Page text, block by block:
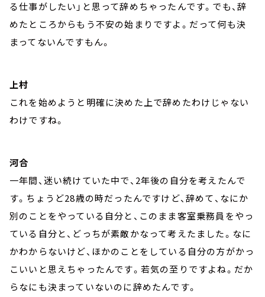
る仕事がしたい」と思って辞めちゃったんです。でも、辞
めたところからもう不安の始まりですよ。だって何も決
まってないんですもん。
上村
これを始めようと明確に決めた上で辞めたわけじゃない
わけですね。
河合
一年間、迷い続けていた中で、2年後の自分を考えたんで
す。ちょうど28歳の時だったんですけど、辞めて、なにか
別のことをやっている自分と、このまま客室乗務員をやっ
ている自分と、どっちが素敵かなって考えたました。なに
かわからないけど、ほかのことをしている自分の方がかっ
こいいと思えちゃったんです。若気の至りですよね。だか
らなにも決まっていないのに辞めたんです。